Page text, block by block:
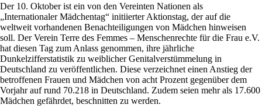
Der 10. Oktober ist ein von den Vereinten Nationen als
„Internationaler Mädchentag“ initiierter Aktionstag, der auf die
weltweit vorhandenen Benachteiligungen von Mädchen hinweisen
soll. Der Verein Terre des Femmes – Menschenrechte für die Frau e.V.
hat diesen Tag zum Anlass genommen, ihre jährliche
Dunkelzifferstatistik zu weiblicher Genitalverstümmelung in
Deutschland zu veröffentlichen. Diese verzeichnet einen Anstieg der
betroffenen Frauen und Mädchen von acht Prozent gegenüber dem
Vorjahr auf rund 70.218 in Deutschland. Zudem seien mehr als 17.600
Mädchen gefährdet, beschnitten zu werden.